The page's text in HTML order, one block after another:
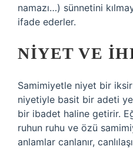
namazı…) sünnetini
ifade ederler.
NIYET VE
Samimiyetle niyet bir iksir
niyetiyle basit bir adeti
bir ibadet haline getirir.
ruhun ruhu ve özü
anlamlar canlanır,